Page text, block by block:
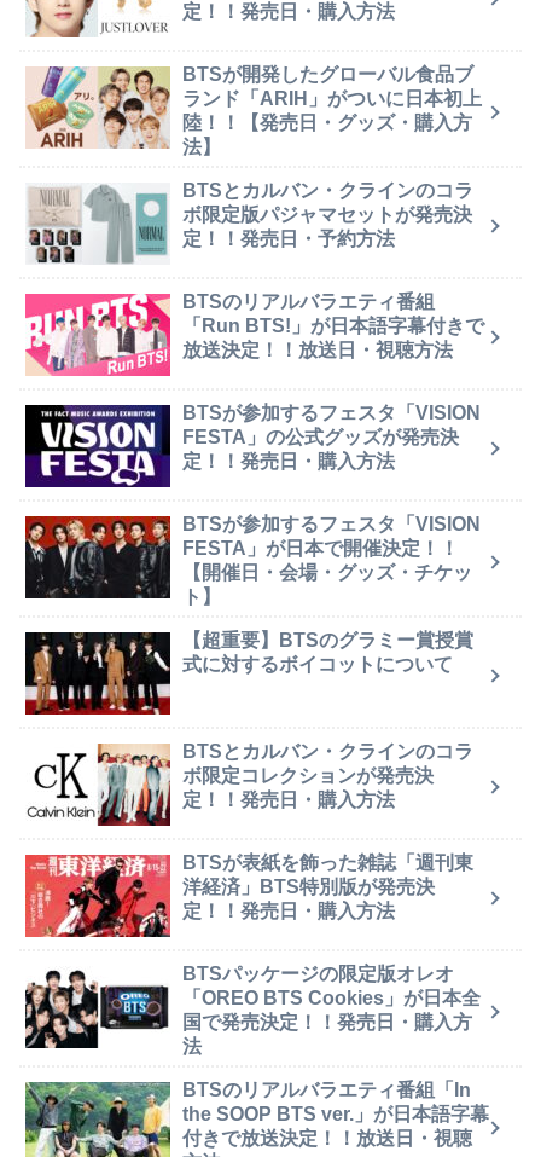
定！！発売日・購入方法
BTSが開発したグローバル食品ブ
ランド「ARIH」がついに日本初上
陸！！【発売日・グッズ・購入方
法】
BTSとカルバン・クラインのコラ
ボ限定版パジャマセットが発売決
定！！発売日・予約方法
BTSのリアルバラエティ番組
「Run BTS!」が日本語字幕付きで
放送決定！！放送日・視聴方法
BTSが参加するフェスタ「VISION
FESTA」の公式グッズが発売決
定！！発売日・購入方法
BTSが参加するフェスタ「VISION
FESTA」が日本で開催決定！！
【開催日・会場・グッズ・チケッ
ト】
【超重要】BTSのグラミー賞授賞
式に対するボイコットについて
BTSとカルバン・クラインのコラ
ボ限定コレクションが発売決
定！！発売日・購入方法
BTSが表紙を飾った雑誌「週刊東
洋経済」BTS特別版が発売決
定！！発売日・購入方法
BTSパッケージの限定版オレオ
「OREO BTS Cookies」が日本全
国で発売決定！！発売日・購入方
法
BTSのリアルバラエティ番組「In
the SOOP BTS ver.」が日本語字幕
付きで放送決定！！放送日・視聴